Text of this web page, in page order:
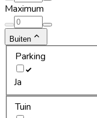
Maximum
Buiten
Parking
Ja
Tuin